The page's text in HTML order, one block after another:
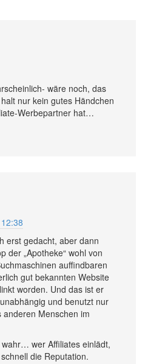
wäre noch, das
nur kein gutes Händchen
Werbepartner hat…
erst gedacht, aber dann
der „Apotheke“ wohl von
auffindbaren
gut bekannten Website
worden. Und das ist er
und benutzt nur
Menschen im
wer Affiliates einlädt,
die Reputation.